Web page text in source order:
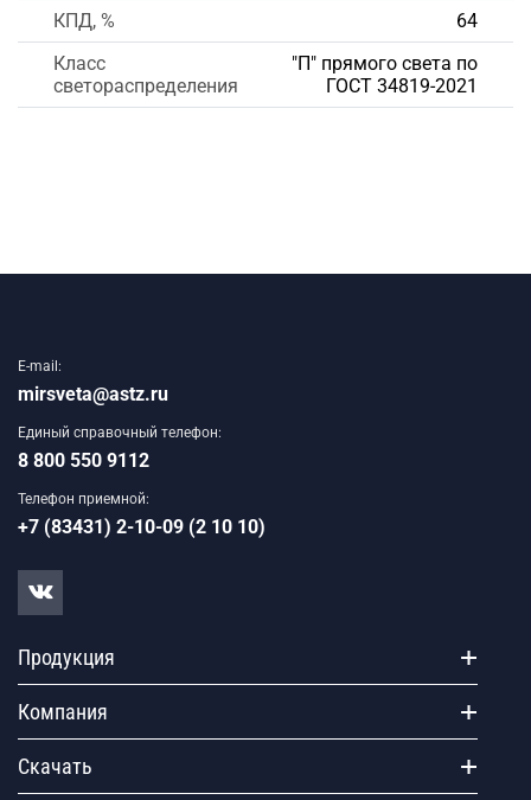
КПД, %
64
Класс
светораспределения
"П" прямого света по
ГОСТ 34819-2021
E-mail:
mirsveta@astz.ru
Единый справочный телефон:
8 800 550 9112
Телефон приемной:
+7 (83431) 2-10-09 (2 10 10)
Продукция
Компания
Скачать